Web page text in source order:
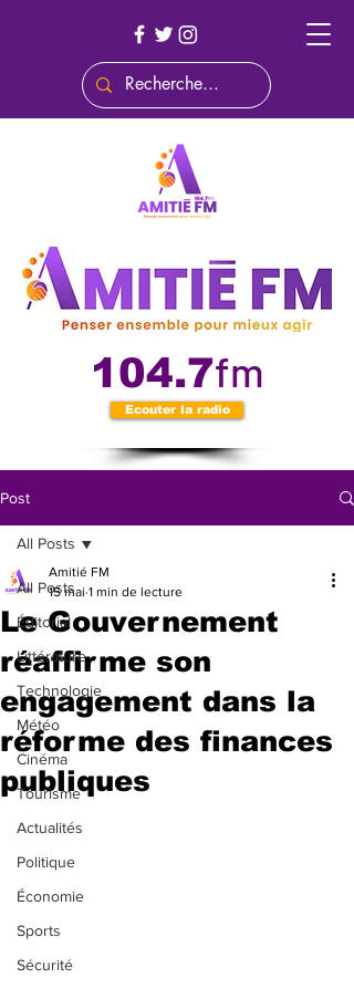
104.7fm
Ecouter la radio
Post
All Posts
Éditorial
Littérature
Technologie
Météo
Cinéma
Tourisme
Actualités
Politique
Économie
Sports
Sécurité
All Posts
Le Gouvernement
réaffirme son
engagement dans la
réforme des finances
publiques
Amitié FM
15 mai 1 min de lecture